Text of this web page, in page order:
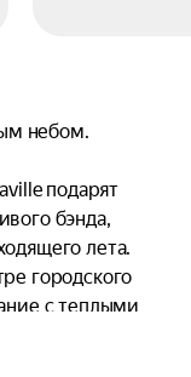
небом.
подарят
бэнда,
лета.
городского
с теплыми
ноты.